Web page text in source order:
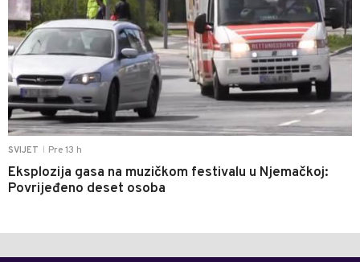
SVIJET Pre 13 h
Eksplozija gasa na muzičkom festivalu u Njemačkoj:
Povrijeđeno deset osoba